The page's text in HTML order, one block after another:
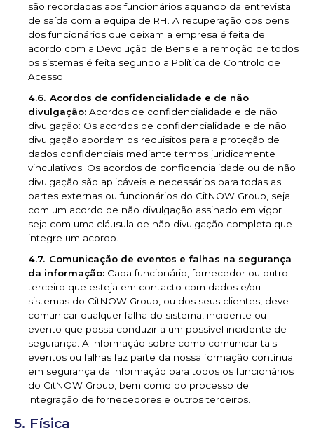
são recordadas aos funcionários aquando da entrevista
de saída com a equipa de RH. A recuperação dos bens
dos funcionários que deixam a empresa é feita de
acordo com a Devolução de Bens e a remoção de todos
os sistemas é feita segundo a Política de Controlo de
Acesso.
Acordos de confidencialidade e de não
divulgação: Acordos de confidencialidade e de não
divulgação: Os acordos de confidencialidade e de não
divulgação abordam os requisitos para a proteção de
dados confidenciais mediante termos juridicamente
vinculativos. Os acordos de confidencialidade ou de não
divulgação são aplicáveis e necessários para todas as
partes externas ou funcionários do CitNOW Group, seja
com um acordo de não divulgação assinado em vigor
seja com uma cláusula de não divulgação completa que
integre um acordo.
Comunicação de eventos e falhas na segurança
da informação: Cada funcionário, fornecedor ou outro
terceiro que esteja em contacto com dados e/ou
sistemas do CitNOW Group, ou dos seus clientes, deve
comunicar qualquer falha do sistema, incidente ou
evento que possa conduzir a um possível incidente de
segurança. A informação sobre como comunicar tais
eventos ou falhas faz parte da nossa formação contínua
em segurança da informação para todos os funcionários
do CitNOW Group, bem como do processo de
integração de fornecedores e outros terceiros.
Física